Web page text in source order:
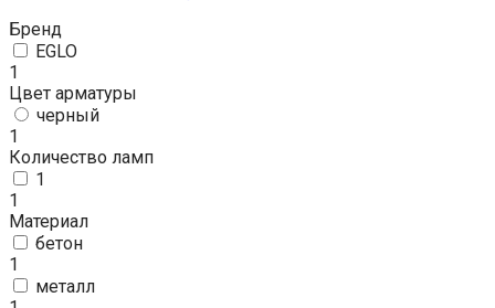
Бренд
EGLO
1
Цвет арматуры
черный
1
Количество ламп
1
1
Материал
бетон
1
металл